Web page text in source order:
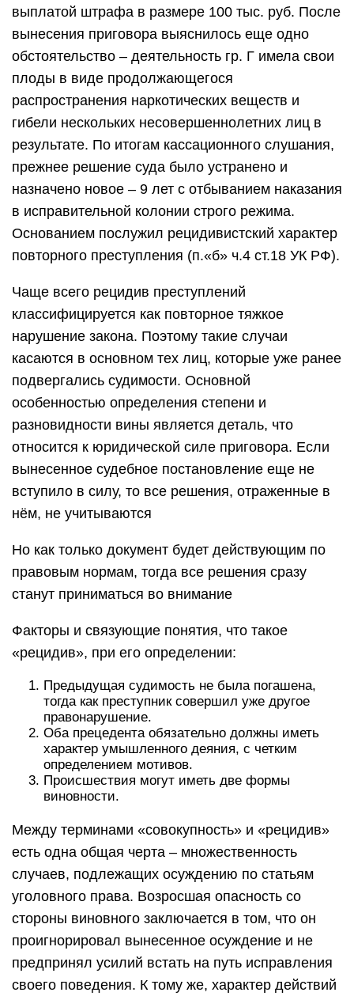
выплатой штрафа в размере 100 тыс. руб. После
вынесения приговора выяснилось еще одно
обстоятельство – деятельность гр. Г имела свои
плоды в виде продолжающегося
распространения наркотических веществ и
гибели нескольких несовершеннолетних лиц в
результате. По итогам кассационного слушания,
прежнее решение суда было устранено и
назначено новое – 9 лет с отбыванием наказания
в исправительной колонии строго режима.
Основанием послужил рецидивистский характер
повторного преступления (п.«б» ч.4 ст.18 УК РФ).
Чаще всего рецидив преступлений
классифицируется как повторное тяжкое
нарушение закона. Поэтому такие случаи
касаются в основном тех лиц, которые уже ранее
подвергались судимости. Основной
особенностью определения степени и
разновидности вины является деталь, что
относится к юридической силе приговора. Если
вынесенное судебное постановление еще не
вступило в силу, то все решения, отраженные в
нём, не учитываются
Но как только документ будет действующим по
правовым нормам, тогда все решения сразу
станут приниматься во внимание
Факторы и связующие понятия, что такое
«рецидив», при его определении:
Предыдущая судимость не была погашена,
тогда как преступник совершил уже другое
правонарушение.
Оба прецедента обязательно должны иметь
характер умышленного деяния, с четким
определением мотивов.
Происшествия могут иметь две формы
виновности.
Между терминами «совокупность» и «рецидив»
есть одна общая черта – множественность
случаев, подлежащих осуждению по статьям
уголовного права. Возросшая опасность со
стороны виновного заключается в том, что он
проигнорировал вынесенное осуждение и не
предпринял усилий встать на путь исправления
своего поведения. К тому же, характер действий